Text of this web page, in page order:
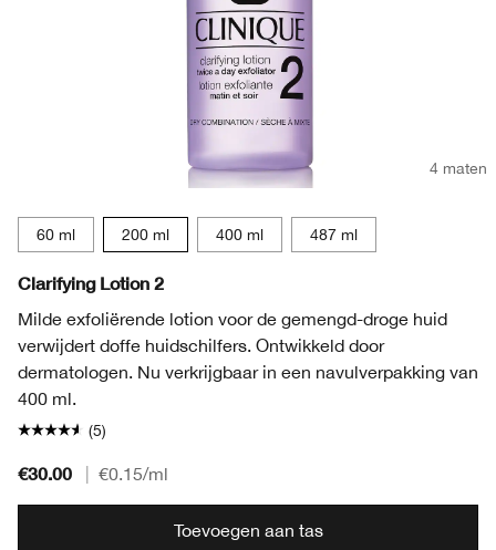
4 maten
60 ml 200 ml 400 ml 487 ml
Clarifying Lotion 2
Milde exfoliërende lotion voor de gemengd-droge huid
verwijdert doffe huidschilfers. Ontwikkeld door
dermatologen. Nu verkrijgbaar in een navulverpakking van
400 ml.
(5)
€30.00 €0.15/ml
Toevoegen aan tas